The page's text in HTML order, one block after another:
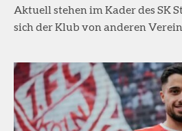
Aktuell stehen im Kader des SK
sich der Klub von anderen